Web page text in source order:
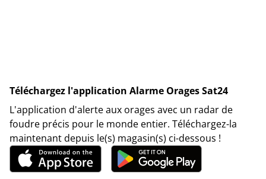
Téléchargez l'application Alarme Orages Sat24
L'application d'alerte aux orages avec un radar de
foudre précis pour le monde entier. Téléchargez-la
maintenant depuis le(s) magasin(s) ci-dessous !